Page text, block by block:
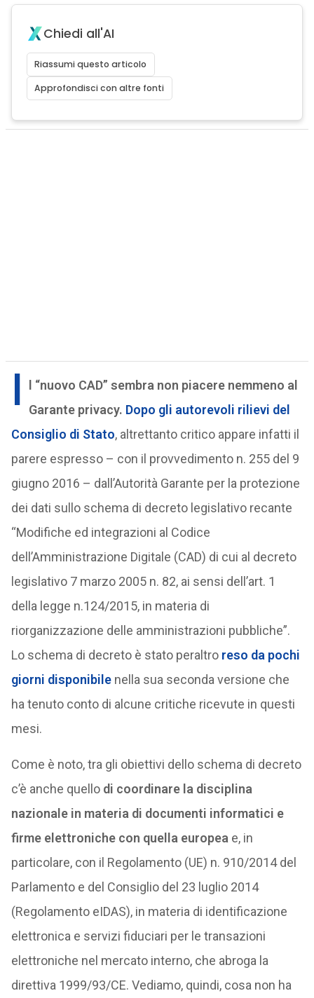
Chiedi all'AI
Riassumi questo articolo
Approfondisci con altre fonti
I
l “nuovo CAD” sembra non piacere nemmeno al
Garante privacy. Dopo gli autorevoli rilievi del
Consiglio di Stato, altrettanto critico appare infatti il
parere espresso – con il provvedimento n. 255 del 9
giugno 2016 – dall’Autorità Garante per la protezione
dei dati sullo schema di decreto legislativo recante
“Modifiche ed integrazioni al Codice
dell’Amministrazione Digitale (CAD) di cui al decreto
legislativo 7 marzo 2005 n. 82, ai sensi dell’art. 1
della legge n.124/2015, in materia di
riorganizzazione delle amministrazioni pubbliche”.
Lo schema di decreto è stato peraltro reso da pochi
giorni disponibilenella sua seconda versione che
ha tenuto conto di alcune critiche ricevute in questi
mesi.
Come è noto, tra gli obiettivi dello schema di decreto
c’è anche quello di coordinare la disciplina
nazionale in materia di documenti informatici e
firme elettroniche con quella europea e, in
particolare, con il Regolamento (UE) n. 910/2014 del
Parlamento e del Consiglio del 23 luglio 2014
(Regolamento eIDAS), in materia di identificazione
elettronica e servizi fiduciari per le transazioni
elettroniche nel mercato interno, che abroga la
direttiva 1999/93/CE. Vediamo, quindi, cosa non ha